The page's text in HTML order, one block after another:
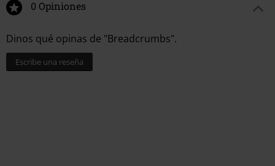
0 Opiniones
Dinos qué opinas de "Breadcrumbs".
Escribe una reseña